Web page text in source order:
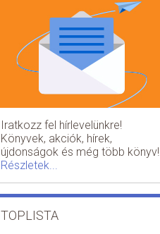
Iratkozz fel hírlevelünkre!
Könyvek, akciók, hírek,
újdonságok és még több könyv!
Részletek...
TOPLISTA